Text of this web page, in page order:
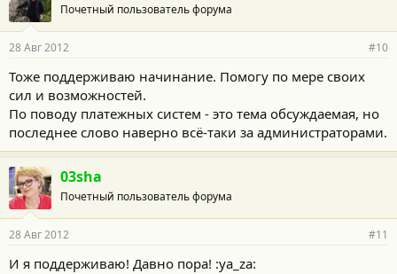
Почетный пользователь форума
28 Авг 2012 #10
Тоже поддерживаю начинание. Помогу по мере своих
сил и возможностей.
По поводу платежных систем - это тема обсуждаемая, но
последнее слово наверно всё-таки за администраторами.
03sha
Почетный пользователь форума
28 Авг 2012 #11
И я поддерживаю! Давно пора! :ya_za: